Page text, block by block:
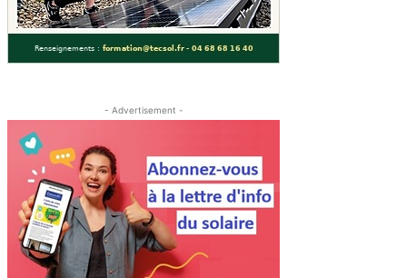
- Advertisement -